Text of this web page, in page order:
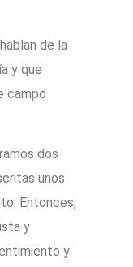
de la
y que
campo
dos
unos
Entonces,
y
y